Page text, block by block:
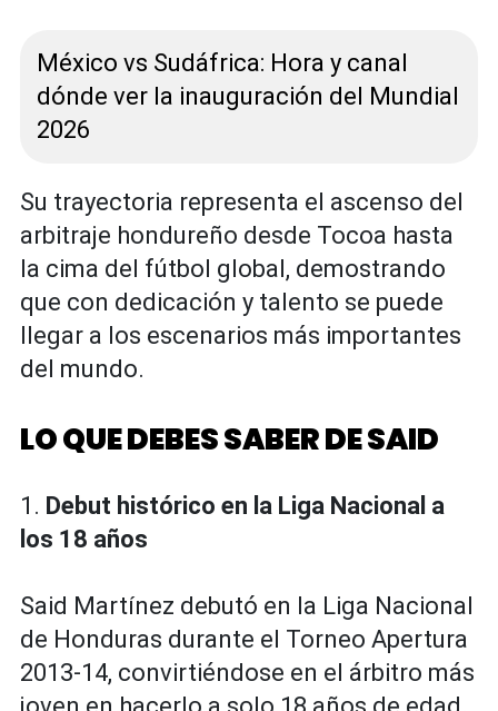
México vs Sudáfrica: Hora y canal
dónde ver la inauguración del Mundial
2026
Su trayectoria representa el ascenso del
arbitraje hondureño desde Tocoa hasta
la cima del fútbol global, demostrando
que con dedicación y talento se puede
llegar a los escenarios más importantes
del mundo.
LO QUE DEBES SABER DE SAID
1. Debut histórico en la Liga Nacional a
los 18 años
Said Martínez debutó en la Liga Nacional
de Honduras durante el Torneo Apertura
2013-14, convirtiéndose en el árbitro más